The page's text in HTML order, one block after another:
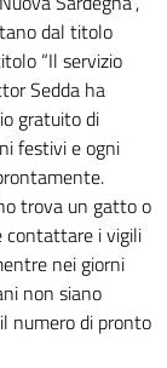
dal titolo
“Il servizio
Sedda ha
gratuito di
festivi e ogni
trova un gatto o
contattare i vigili
nei giorni
non siano
numero di pronto